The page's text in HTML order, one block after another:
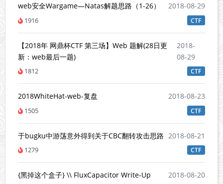
web安全Wargame—Natas解题思路（1-26） 2018-08-29
1916 CTF
【2018年 网鼎杯CTF 第三场】Web 题解(28日更
新：web最后一题)
2018-
08-29
1812 CTF
2018WhiteHat-web-复盘 2018-08-23
1505 CTF
于bugku中游荡意外得到关于CBC翻转攻击思路 2018-08-21
1279 CTF
{黑掉这个盒子} \\ FluxCapacitor Write-Up 2018-08-20